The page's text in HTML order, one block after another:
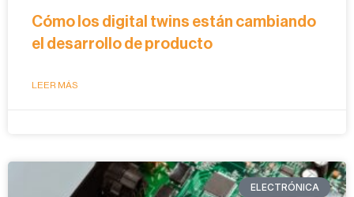
Cómo los digital twins están cambiando
el desarrollo de producto
LEER MÁS
ELECTRÓNICA